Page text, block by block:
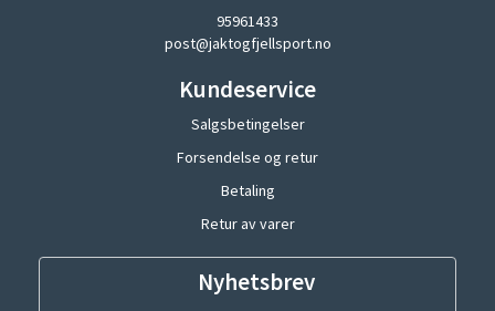
95961433
post@jaktogfjellsport.no
Kundeservice
Salgsbetingelser
Forsendelse og retur
Betaling
Retur av varer
Nyhetsbrev